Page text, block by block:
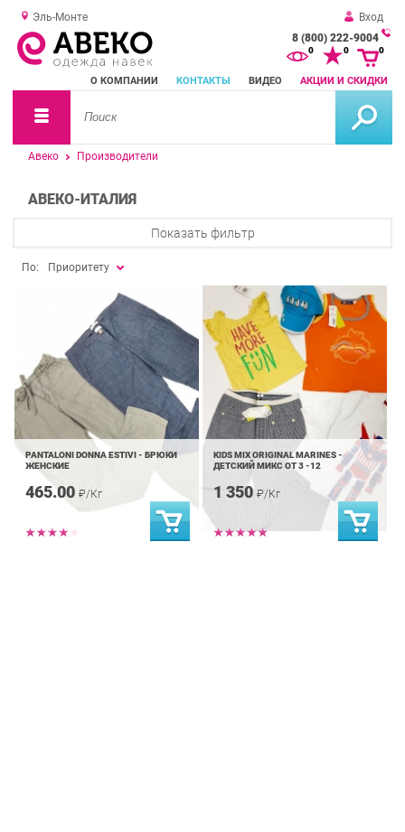
Эль-Монте
Вход
8 (800) 222-9004
О КОМПАНИИ КОНТАКТЫ ВИДЕО АКЦИИ И СКИДКИ
0 0 0
Авеко Производители
АВЕКО-ИТАЛИЯ
Показать фильтр
По: Приоритету
PANTALONI DONNA ESTIVI - БРЮКИ
ЖЕНСКИЕ
465.00 ₽/Кг
KIDS MIX ORIGINAL MARINES -
ДЕТСКИЙ МИКС ОТ 3 -12
1 350 ₽/Кг